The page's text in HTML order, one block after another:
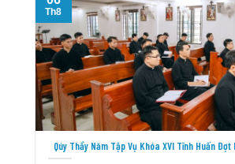
Qúy Thầy Năm Tập Vụ Khóa XVI Tĩnh Huấn Đợt
Th8